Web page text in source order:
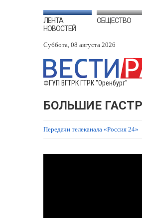
ЛЕНТА
НОВОСТЕЙ
ОБЩЕСТВО
Суббота, 08 августа 2026
ФГУП ВГТРК ГТРК "Оренбург"
БОЛЬШИЕ
Передачи телеканала «Россия 24»